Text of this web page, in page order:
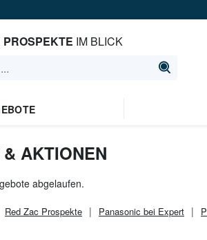
PROSPEKTE IM BLICK
AKTIONEN
abgelaufen.
Red Zac Prospekte Panasonic bei Expert